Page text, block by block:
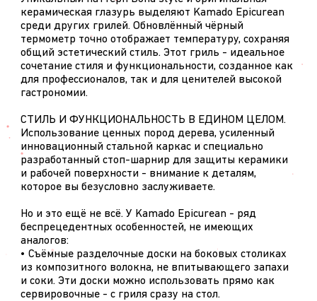
керамическая глазурь выделяют Kamado Epicurean
среди других грилей. Обновлённый чёрный
термометр точно отображает температуру, сохраняя
общий эстетический стиль. Этот гриль - идеальное
сочетание стиля и функциональности, созданное как
для профессионалов, так и для ценителей высокой
гастрономии.
СТИЛЬ И ФУНКЦИОНАЛЬНОСТЬ В ЕДИНОМ ЦЕЛОМ.
Использование ценных пород дерева, усиленный
инновационный стальной каркас и специально
разработанный стоп-шарнир для защиты керамики
и рабочей поверхности - внимание к деталям,
которое вы безусловно заслуживаете.
Но и это ещё не всё. У Kamado Epicurean - ряд
беспрецедентных особенностей, не имеющих
аналогов:
• Съёмные разделочные доски на боковых столиках
из композитного волокна, не впитывающего запахи
и соки. Эти доски можно использовать прямо как
сервировочные - с гриля сразу на стол.